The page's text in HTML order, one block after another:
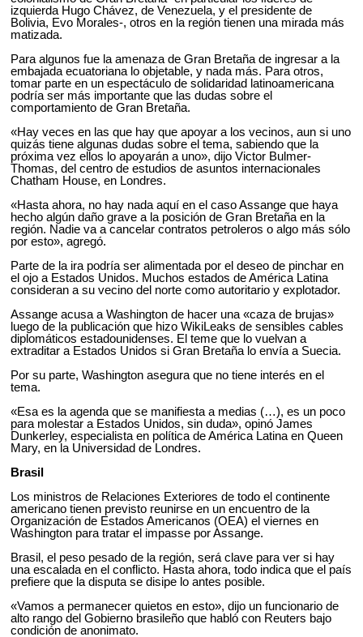
izquierda Hugo Chávez, de Venezuela, y el presidente de
Bolivia, Evo Morales-, otros en la región tienen una mirada más
matizada.
Para algunos fue la amenaza de Gran Bretaña de ingresar a la
embajada ecuatoriana lo objetable, y nada más. Para otros,
tomar parte en un espectáculo de solidaridad latinoamericana
podría ser más importante que las dudas sobre el
comportamiento de Gran Bretaña.
«Hay veces en las que hay que apoyar a los vecinos, aun si uno
quizás tiene algunas dudas sobre el tema, sabiendo que la
próxima vez ellos lo apoyarán a uno», dijo Victor Bulmer-
Thomas, del centro de estudios de asuntos internacionales
Chatham House, en Londres.
«Hasta ahora, no hay nada aquí en el caso Assange que haya
hecho algún daño grave a la posición de Gran Bretaña en la
región. Nadie va a cancelar contratos petroleros o algo más sólo
por esto», agregó.
Parte de la ira podría ser alimentada por el deseo de pinchar en
el ojo a Estados Unidos. Muchos estados de América Latina
consideran a su vecino del norte como autoritario y explotador.
Assange acusa a Washington de hacer una «caza de brujas»
luego de la publicación que hizo WikiLeaks de sensibles cables
diplomáticos estadounidenses. El teme que lo vuelvan a
extraditar a Estados Unidos si Gran Bretaña lo envía a Suecia.
Por su parte, Washington asegura que no tiene interés en el
tema.
«Esa es la agenda que se manifiesta a medias (…), es un poco
para molestar a Estados Unidos, sin duda», opinó James
Dunkerley, especialista en política de América Latina en Queen
Mary, en la Universidad de Londres.
Brasil
Los ministros de Relaciones Exteriores de todo el continente
americano tienen previsto reunirse en un encuentro de la
Organización de Estados Americanos (OEA) el viernes en
Washington para tratar el impasse por Assange.
Brasil, el peso pesado de la región, será clave para ver si hay
una escalada en el conflicto. Hasta ahora, todo indica que el país
prefiere que la disputa se disipe lo antes posible.
«Vamos a permanecer quietos en esto», dijo un funcionario de
alto rango del Gobierno brasileño que habló con Reuters bajo
condición de anonimato.